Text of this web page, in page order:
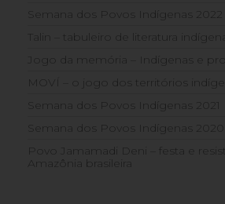
Semana dos Povos Indígenas 2022
Talin – tabuleiro de literatura
Jogo da memória – Indígenas e
MOVÍ – o jogo dos territórios
Semana dos Povos Indígenas 2021
Semana dos Povos Indígenas 2020
Povo Jamamadi Deni – festa e
Amazônia brasileira